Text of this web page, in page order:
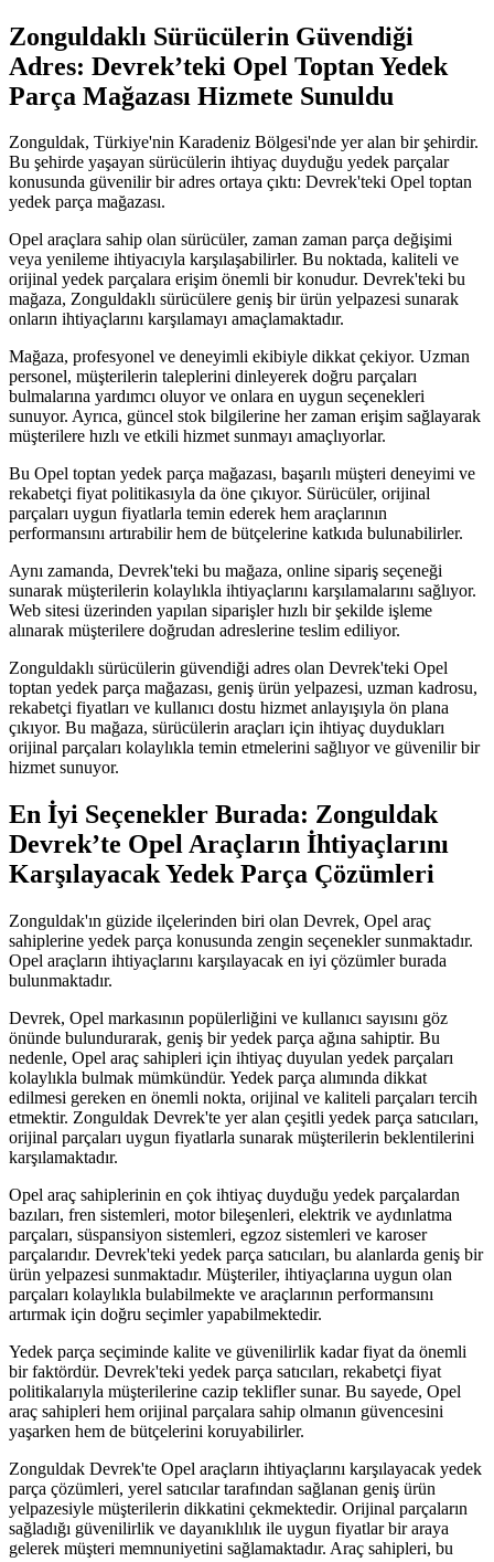
Zonguldaklı Sürücülerin Güvendiği
Adres: Devrek’teki Opel Toptan Yedek
Parça Mağazası Hizmete Sunuldu
Zonguldak, Türkiye'nin Karadeniz Bölgesi'nde yer alan bir şehirdir.
Bu şehirde yaşayan sürücülerin ihtiyaç duyduğu yedek parçalar
konusunda güvenilir bir adres ortaya çıktı: Devrek'teki Opel toptan
yedek parça mağazası.
Opel araçlara sahip olan sürücüler, zaman zaman parça değişimi
veya yenileme ihtiyacıyla karşılaşabilirler. Bu noktada, kaliteli ve
orijinal yedek parçalara erişim önemli bir konudur. Devrek'teki bu
mağaza, Zonguldaklı sürücülere geniş bir ürün yelpazesi sunarak
onların ihtiyaçlarını karşılamayı amaçlamaktadır.
Mağaza, profesyonel ve deneyimli ekibiyle dikkat çekiyor. Uzman
personel, müşterilerin taleplerini dinleyerek doğru parçaları
bulmalarına yardımcı oluyor ve onlara en uygun seçenekleri
sunuyor. Ayrıca, güncel stok bilgilerine her zaman erişim sağlayarak
müşterilere hızlı ve etkili hizmet sunmayı amaçlıyorlar.
Bu Opel toptan yedek parça mağazası, başarılı müşteri deneyimi ve
rekabetçi fiyat politikasıyla da öne çıkıyor. Sürücüler, orijinal
parçaları uygun fiyatlarla temin ederek hem araçlarının
performansını artırabilir hem de bütçelerine katkıda bulunabilirler.
Aynı zamanda, Devrek'teki bu mağaza, online sipariş seçeneği
sunarak müşterilerin kolaylıkla ihtiyaçlarını karşılamalarını sağlıyor.
Web sitesi üzerinden yapılan siparişler hızlı bir şekilde işleme
alınarak müşterilere doğrudan adreslerine teslim ediliyor.
Zonguldaklı sürücülerin güvendiği adres olan Devrek'teki Opel
toptan yedek parça mağazası, geniş ürün yelpazesi, uzman kadrosu,
rekabetçi fiyatları ve kullanıcı dostu hizmet anlayışıyla ön plana
çıkıyor. Bu mağaza, sürücülerin araçları için ihtiyaç duydukları
orijinal parçaları kolaylıkla temin etmelerini sağlıyor ve güvenilir bir
hizmet sunuyor.
En İyi Seçenekler Burada: Zonguldak
Devrek’te Opel Araçların İhtiyaçlarını
Karşılayacak Yedek Parça Çözümleri
Zonguldak'ın güzide ilçelerinden biri olan Devrek, Opel araç
sahiplerine yedek parça konusunda zengin seçenekler sunmaktadır.
Opel araçların ihtiyaçlarını karşılayacak en iyi çözümler burada
bulunmaktadır.
Devrek, Opel markasının popülerliğini ve kullanıcı sayısını göz
önünde bulundurarak, geniş bir yedek parça ağına sahiptir. Bu
nedenle, Opel araç sahipleri için ihtiyaç duyulan yedek parçaları
kolaylıkla bulmak mümkündür. Yedek parça alımında dikkat
edilmesi gereken en önemli nokta, orijinal ve kaliteli parçaları tercih
etmektir. Zonguldak Devrek'te yer alan çeşitli yedek parça satıcıları,
orijinal parçaları uygun fiyatlarla sunarak müşterilerin beklentilerini
karşılamaktadır.
Opel araç sahiplerinin en çok ihtiyaç duyduğu yedek parçalardan
bazıları, fren sistemleri, motor bileşenleri, elektrik ve aydınlatma
parçaları, süspansiyon sistemleri, egzoz sistemleri ve karoser
parçalarıdır. Devrek'teki yedek parça satıcıları, bu alanlarda geniş bir
ürün yelpazesi sunmaktadır. Müşteriler, ihtiyaçlarına uygun olan
parçaları kolaylıkla bulabilmekte ve araçlarının performansını
artırmak için doğru seçimler yapabilmektedir.
Yedek parça seçiminde kalite ve güvenilirlik kadar fiyat da önemli
bir faktördür. Devrek'teki yedek parça satıcıları, rekabetçi fiyat
politikalarıyla müşterilerine cazip teklifler sunar. Bu sayede, Opel
araç sahipleri hem orijinal parçalara sahip olmanın güvencesini
yaşarken hem de bütçelerini koruyabilirler.
Zonguldak Devrek'te Opel araçların ihtiyaçlarını karşılayacak yedek
parça çözümleri, yerel satıcılar tarafından sağlanan geniş ürün
yelpazesiyle müşterilerin dikkatini çekmektedir. Orijinal parçaların
sağladığı güvenilirlik ve dayanıklılık ile uygun fiyatlar bir araya
gelerek müşteri memnuniyetini sağlamaktadır. Araç sahipleri, bu